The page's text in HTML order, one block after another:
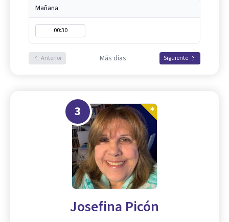
Mañana
00:30
Anterior Más días Siguiente
3
Josefina Picón